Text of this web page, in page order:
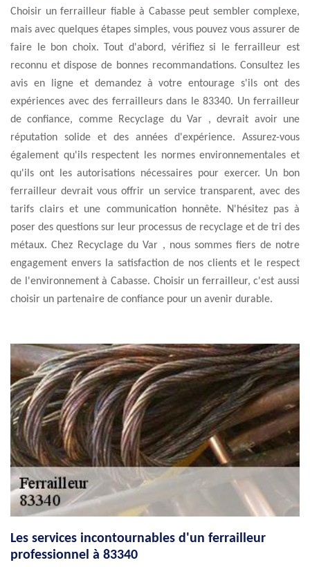
Choisir un ferrailleur fiable à Cabasse peut sembler complexe,
mais avec quelques étapes simples, vous pouvez vous assurer de
faire le bon choix. Tout d'abord, vérifiez si le ferrailleur est
reconnu et dispose de bonnes recommandations. Consultez les
avis en ligne et demandez à votre entourage s'ils ont des
expériences avec des ferrailleurs dans le 83340. Un ferrailleur
de confiance, comme Recyclage du Var , devrait avoir une
réputation solide et des années d'expérience. Assurez-vous
également qu'ils respectent les normes environnementales et
qu'ils ont les autorisations nécessaires pour exercer. Un bon
ferrailleur devrait vous offrir un service transparent, avec des
tarifs clairs et une communication honnête. N'hésitez pas à
poser des questions sur leur processus de recyclage et de tri des
métaux. Chez Recyclage du Var , nous sommes fiers de notre
engagement envers la satisfaction de nos clients et le respect
de l'environnement à Cabasse. Choisir un ferrailleur, c'est aussi
choisir un partenaire de confiance pour un avenir durable.
Les services incontournables d'un ferrailleur
professionnel à 83340